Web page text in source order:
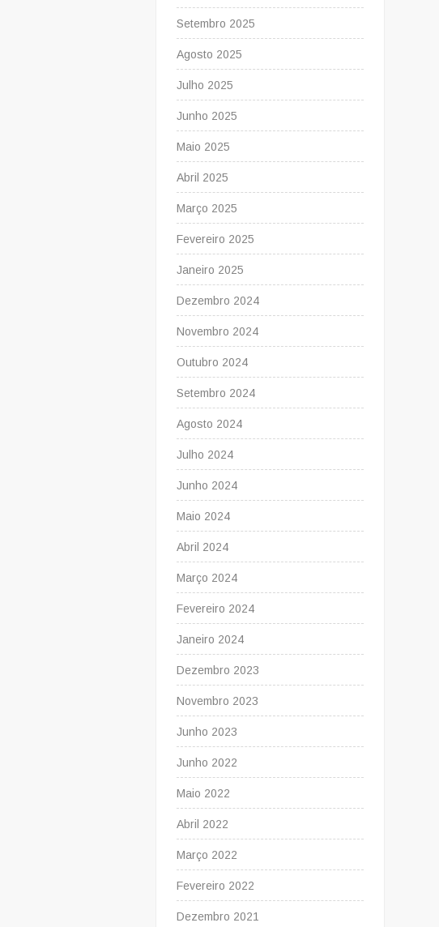
Setembro 2025
Agosto 2025
Julho 2025
Junho 2025
Maio 2025
Abril 2025
Março 2025
Fevereiro 2025
Janeiro 2025
Dezembro 2024
Novembro 2024
Outubro 2024
Setembro 2024
Agosto 2024
Julho 2024
Junho 2024
Maio 2024
Abril 2024
Março 2024
Fevereiro 2024
Janeiro 2024
Dezembro 2023
Novembro 2023
Junho 2023
Junho 2022
Maio 2022
Abril 2022
Março 2022
Fevereiro 2022
Dezembro 2021